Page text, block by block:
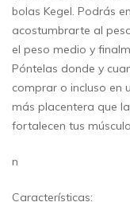
bolas Kegel. Podrás
acostumbrarte al
el peso medio y
Póntelas donde y
comprar o incluso en
más placentera que
fortalecen tus
n
Características: